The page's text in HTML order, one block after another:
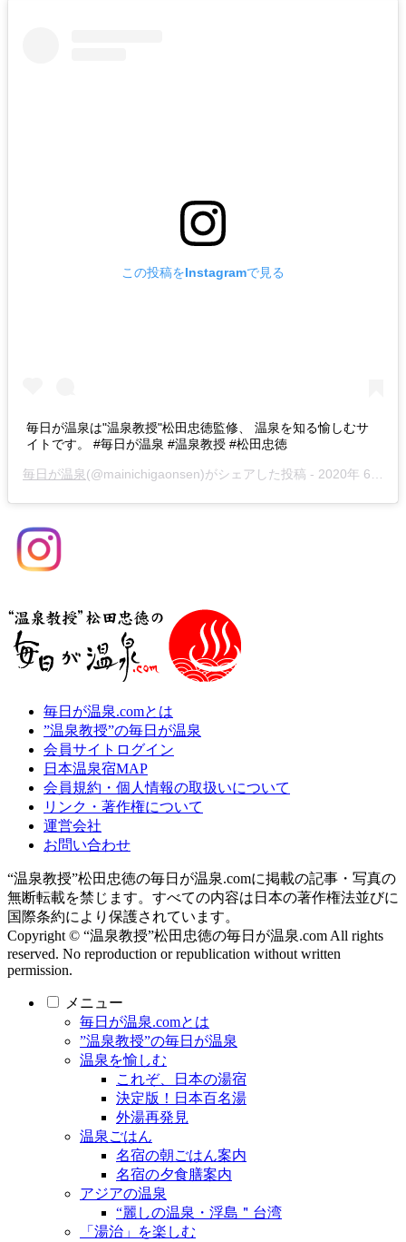
この投稿をInstagramで見る
毎日が温泉は"温泉教授"松田忠徳監修、 温泉を知る愉しむサ
イトです。 #毎日が温泉 #温泉教授 #松田忠徳
毎日が温泉(@mainichigaonsen)がシェアした投稿 - 2020年 6月月29日午前12時05分PDT
毎日が温泉.comとは
”温泉教授”の毎日が温泉
会員サイトログイン
日本温泉宿MAP
会員規約・個人情報の取扱いについて
リンク・著作権について
運営会社
お問い合わせ
“温泉教授”松田忠徳の毎日が温泉.comに掲載の記事・写真の
無断転載を禁じます。すべての内容は日本の著作権法並びに
国際条約により保護されています。
Copyright © “温泉教授”松田忠徳の毎日が温泉.com All rights
reserved. No reproduction or republication without written
permission.
メニュー
毎日が温泉.comとは
”温泉教授”の毎日が温泉
温泉を愉しむ
これぞ、日本の湯宿
決定版！日本百名湯
外湯再発見
温泉ごはん
名宿の朝ごはん案内
名宿の夕食膳案内
アジアの温泉
“麗しの温泉・浮島＂台湾
「湯治」を楽しむ